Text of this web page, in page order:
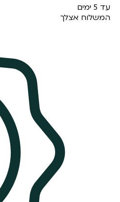
עד 5 ימים
המשלוח אצלך